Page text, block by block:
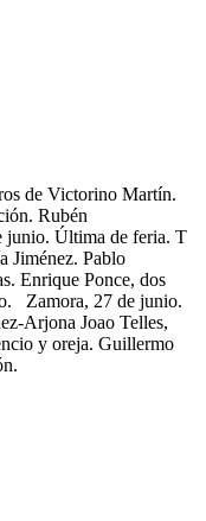
de Victorino Martín.
Rubén
junio. Última de feria. T
Jiménez. Pablo
Enrique Ponce, dos
Zamora, 27 de junio.
Arjona Joao Telles,
y oreja. Guillermo